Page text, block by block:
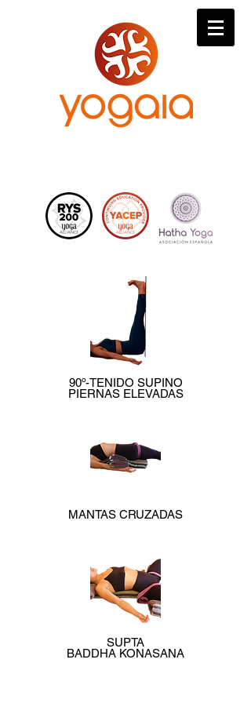
90º-TENIDO SUPINO
PIERNAS ELEVADAS
MANTAS CRUZADAS
SUPTA
BADDHA KONASANA